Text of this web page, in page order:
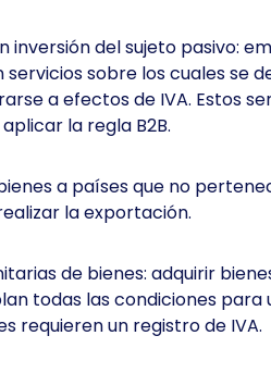
inversión del sujeto pasivo:
sobre los cuales se
a efectos de IVA. Estos
la regla B2B.
a países que no
la exportación.
de bienes: adquirir
todas las condiciones para
requieren un registro de IVA.